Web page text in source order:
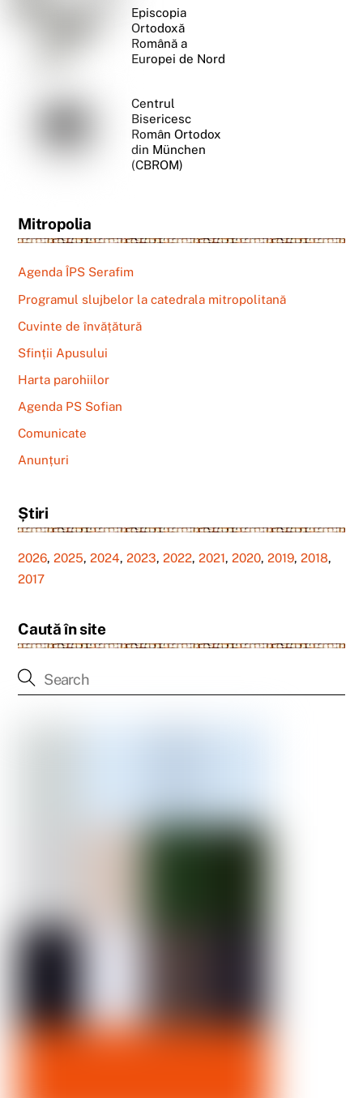
Episcopia
Ortodoxă
Română a
Europei de Nord
Centrul
Bisericesc
Român Ortodox
din München
(CBROM)
Mitropolia
Agenda ÎPS Serafim
Programul slujbelor la catedrala mitropolitană
Cuvinte de învățătură
Sfinții Apusului
Harta parohiilor
Agenda PS Sofian
Comunicate
Anunțuri
Știri
2026,2025,2024,2023,2022,2021,2020,2019,2018,
2017
Caută în site